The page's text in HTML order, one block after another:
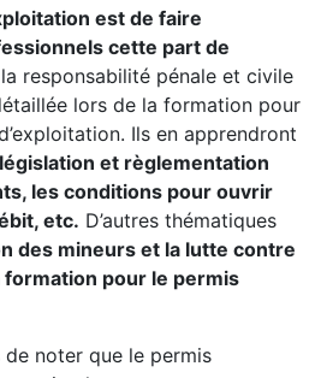
est de faire
cette part de
responsabilité pénale et civile
lors de la formation pour
Ils en apprendront
et règlementation
les conditions pour ouvrir
etc. D’autres thématiques
des mineurs et la lutte contre
pour le permis
noter que le permis